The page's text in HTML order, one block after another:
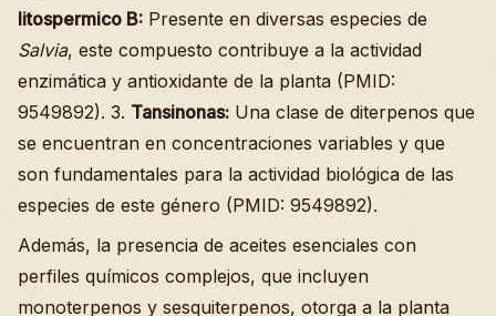
litospermico B: Presente en diversas especies de
Salvia, este compuesto contribuye a la actividad
enzimática y antioxidante de la planta (PMID:
9549892). 3. Tansinonas: Una clase de diterpenos que
se encuentran en concentraciones variables y que
son fundamentales para la actividad biológica de las
especies de este género (PMID: 9549892).
Además, la presencia de aceites esenciales con
perfiles químicos complejos, que incluyen
monoterpenos y sesquiterpenos, otorga a la planta